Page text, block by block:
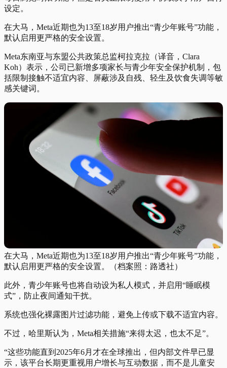
设定。
在大马，Meta近期也为13至18岁用户推出“青少年账号”功能，
默认启用更严格的安全设置。
Meta东南亚与东盟公共政策总监柯拉克拉（译音，Clara
Koh）表示，公司已新增多项家长与青少年安全保护机制，包
括限制接触不适宜内容、屏蔽涉及自残、轻生及饮食失调等敏
感关键词。
在大马，Meta近期也为13至18岁用户推出“青少年账号”功能，
默认启用更严格的安全设置。（档案照：路透社）
此外，青少年账号也将自动设为私人模式，并启用“睡眠模
式”，防止夜间通知干扰。
系统也强化裸露图片过滤功能，避免上传或下载不适宜内容。
不过，哈里斯认为，Meta相关措施“来得太迟，也太不足”。
“这些功能直到2025年6月才在全球推出，但内部文件早已显
示，该平台长期更重视用户增长与互动数据，而不是儿童安